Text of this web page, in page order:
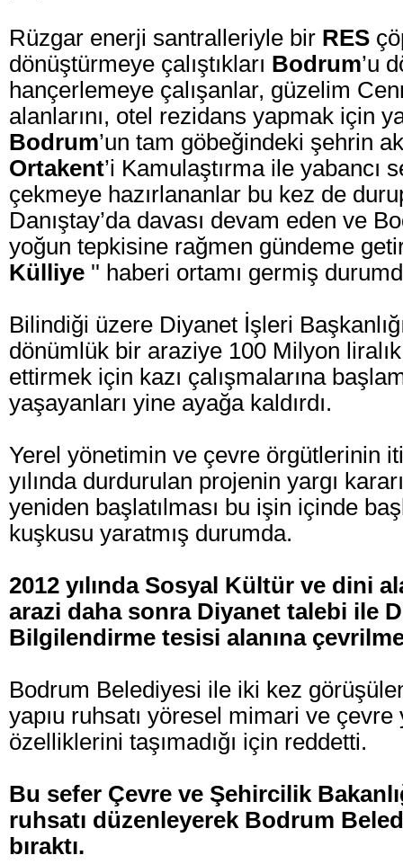
Rüzgar enerji santralleriyle bir RES
dönüştürmeye çalıştıkları Bodrum’u
hançerlemeye çalışanlar, güzelim
alanlarını, otel rezidans yapmak için
Bodrum’un tam göbeğindeki şehrin
Ortakent’i Kamulaştırma ile yabancı
çekmeye hazırlananlar bu kez de
Danıştay’da davası devam eden ve
yoğun tepkisine rağmen gündeme
Külliye '' haberi ortamı germiş
Bilindiği üzere Diyanet İşleri
dönümlük bir araziye 100 Milyon
ettirmek için kazı çalışmalarına
yaşayanları yine ayağa kaldırdı.
Yerel yönetimin ve çevre örgütlerinin
yılında durdurulan projenin yargı
yeniden başlatılması bu işin içinde
kuşkusu yaratmış durumda.
2012 yılında Sosyal Kültür ve dini
arazi daha sonra Diyanet talebi ile
Bilgilendirme tesisi alanına
Bodrum Belediyesi ile iki kez
yapıu ruhsatı yöresel mimari ve çevre
özelliklerini taşımadığı için reddetti.
Bu sefer Çevre ve Şehircilik
ruhsatı düzenleyerek Bodrum
bıraktı.